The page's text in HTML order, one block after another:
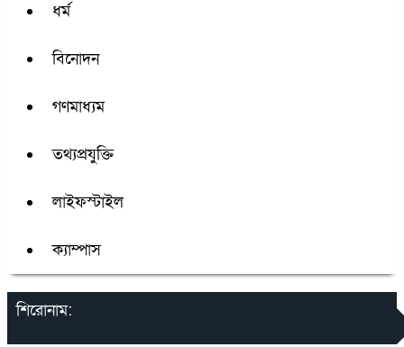
ধর্ম
বিনোদন
গণমাধ্যম
তথ্যপ্রযুক্তি
লাইফস্টাইল
ক্যাম্পাস
শিরোনাম: